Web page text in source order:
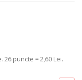
26 puncte = 2,60 Lei.